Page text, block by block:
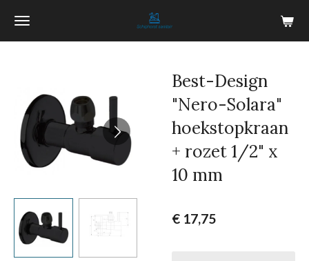
Ga
Best-Design
"Nero-Solara"
hoekstopkraan
+ rozet 1/2" x
10 mm
€ 17,75